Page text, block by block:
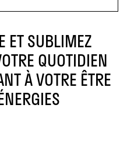
ET SUBLIMEZ
QUOTIDIEN
À VOTRE ÊTRE